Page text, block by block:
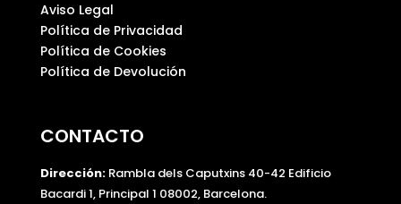
Aviso Legal
Política de Privacidad
Política de Cookies
Política de Devolución
CONTACTO
Dirección:Rambla dels Caputxins 40-42 Edificio
Bacardi 1, Principal 1 08002, Barcelona.